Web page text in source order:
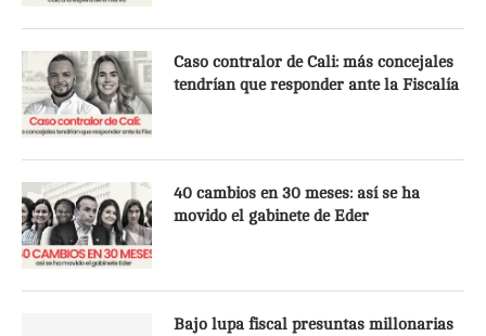
Caso contralor de Cali: más concejales
tendrían que responder ante la Fiscalía
40 cambios en 30 meses: así se ha
movido el gabinete de Eder
Bajo lupa fiscal presuntas millonarias